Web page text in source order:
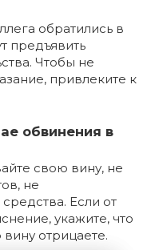
обратились в
предъявить
Чтобы не
привлеките к
обвинения в
свою вину, не
не
Если от
укажите, что
отрицаете.